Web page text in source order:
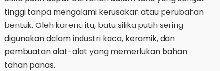
tinggi tanpa mengalami kerusakan atau perubahan
bentuk. Oleh karena itu, batu silika putih sering
digunakan dalam industri kaca, keramik, dan
pembuatan alat-alat yang memerlukan bahan
tahan panas.